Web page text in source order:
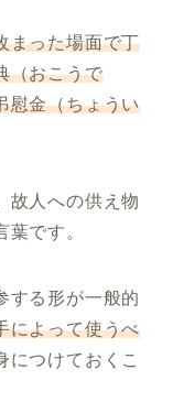
まった場面で丁
（おこうで
慰金（ちょうい
故人への供え物
です。
する形が一般的
によって使うべ
につけておくこ